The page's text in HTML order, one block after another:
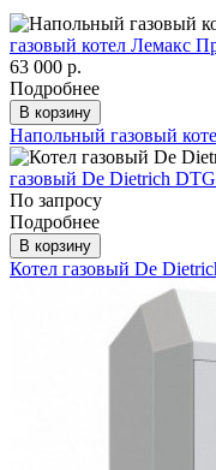
газовый котел Лемакс
63 000 р.
Подробнее
В корзину
Напольный газовый
газовый De Dietrich
По запросу
Подробнее
В корзину
Котел газовый De